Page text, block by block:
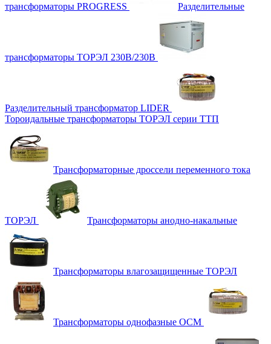
трансформаторы PROGRESS Разделительные
трансформаторы ТОРЭЛ 230В/230В
Разделительный трансформатор LIDER
Тороидальные трансформаторы ТОРЭЛ серии ТТП
Трансформаторные дроссели переменного тока
ТОРЭЛ Трансформаторы анодно-накальные
Трансформаторы влагозащищенные ТОРЭЛ
Трансформаторы однофазные ОСМ